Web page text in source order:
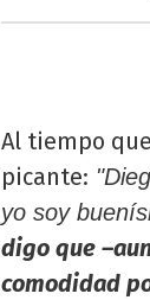
Al tiempo
picante:
yo soy
digo que
comodidad